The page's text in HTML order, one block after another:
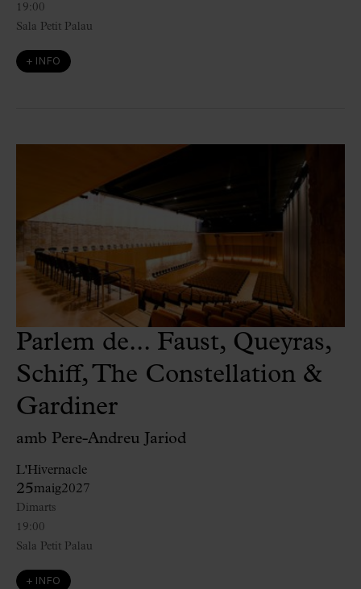
19:00
Sala Petit Palau
+ INFO
Parlem de... Faust, Queyras,
Schiff, The Constellation &
Gardiner
amb Pere-Andreu Jariod
L'Hivernacle
25maig2027
19:00
Dimarts
Sala Petit Palau
+ INFO